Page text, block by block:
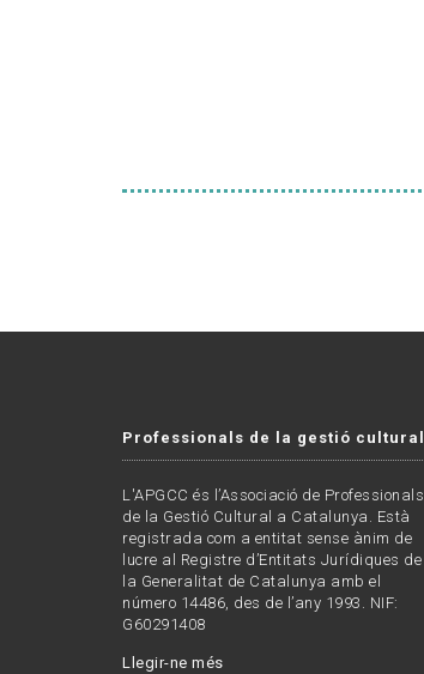
Professionals de la gestió cultural
L'APGCC és l’Associació de Professionals
de la Gestió Cultural a Catalunya. Està
registrada com a entitat sense ànim de
lucre al Registre d’Entitats Jurídiques de
la Generalitat de Catalunya amb el
número 14486, des de l’any 1993. NIF:
G60291408
Llegir-ne més